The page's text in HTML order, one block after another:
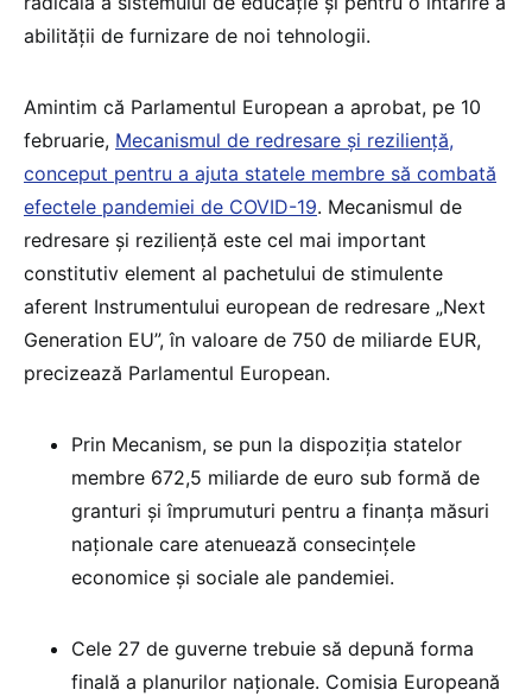
abilității de furnizare de noi tehnologii.
Amintim că Parlamentul European a aprobat, pe 10
februarie, Mecanismul de redresare și reziliență,
conceput pentru a ajuta statele membre să combată
efectele pandemiei de COVID-19. Mecanismul de
redresare și reziliență este cel mai important
constitutiv element al pachetului de stimulente
aferent Instrumentului european de redresare „Next
Generation EU”, în valoare de 750 de miliarde EUR,
precizează Parlamentul European.
Prin Mecanism, se pun la dispoziția statelor
membre 672,5 miliarde de euro sub formă de
granturi și împrumuturi pentru a finanța măsuri
naționale care atenuează consecințele
economice și sociale ale pandemiei.
Cele 27 de guverne trebuie să depună forma
finală a planurilor naționale. Comisia Europeană